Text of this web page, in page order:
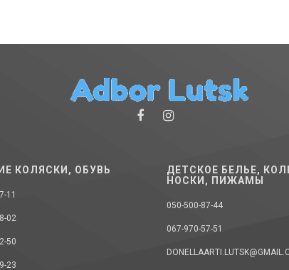
КОЛЯСКИ, ОБУВЬ
11
02
50
23
ДЕТСКОЕ БЕЛЬЕ,
НОСКИ, ПИЖАМЫ
050-500-87-44
067-970-57-51